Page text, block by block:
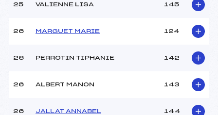
25 VALIENNE LISA 145
26 MARGUET MARIE 124
26 PERROTIN TIPHANIE 142
26 ALBERT MANON 143
26 JALLAT ANNABEL 144